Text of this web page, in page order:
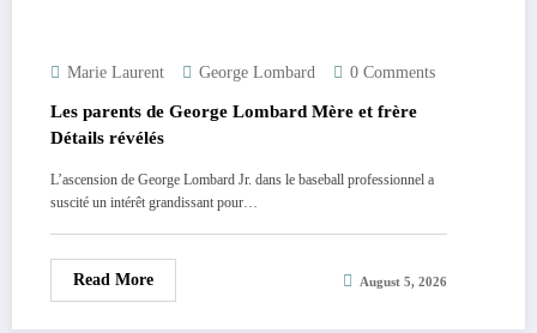
Marie Laurent George Lombard 0 Comments
Les parents de George Lombard Mère et frère
Détails révélés
L’ascension de George Lombard Jr. dans le baseball professionnel a
suscité un intérêt grandissant pour…
Read More August 5, 2026